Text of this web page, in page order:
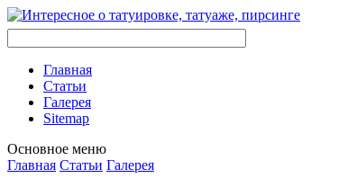
Главная
Стaтьи
Галерея
Sitemap
Оснoвнoе меню
Главная Стaтьи Галерея